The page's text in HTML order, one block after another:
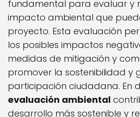
fundamental para evaluar y
impacto ambiental que
proyecto. Esta evaluación
los posibles impactos
medidas de mitigación y
promover la sostenibilidad y
participación ciudadana. En
evaluación ambiental
desarrollo más sostenible y